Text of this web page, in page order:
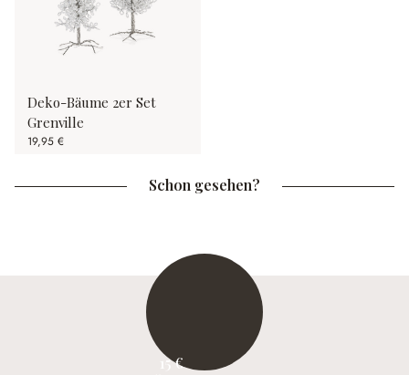
Deko-Bäume 2er Set
Grenville
19,95 €
Schon gesehen?
15 €